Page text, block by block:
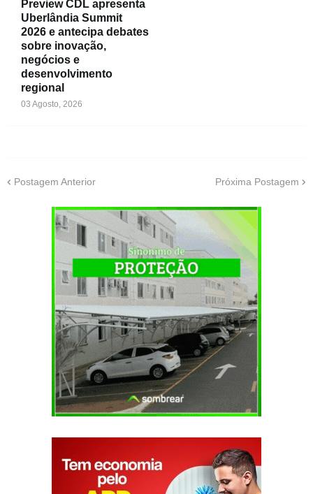
Preview CDL apresenta
Uberlândia Summit
2026 e antecipa debates
sobre inovação,
negócios e
desenvolvimento
regional
03 Agosto, 2026
Postagem Anterior Próxima Postagem